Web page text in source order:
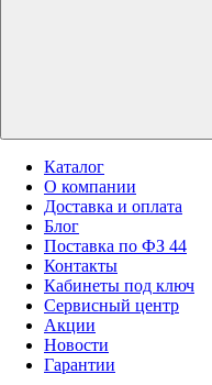
Каталог
О компании
Доставка и оплата
Блог
Поставка по ФЗ 44
Контакты
Кабинеты под ключ
Сервисный центр
Акции
Новости
Гарантии